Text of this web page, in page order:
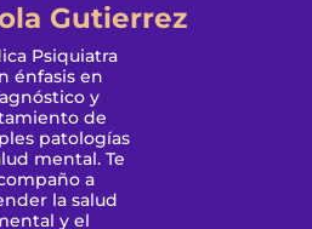
Gutierrez
Psiquiatra
énfasis en
y
de
patologías
mental. Te
a
la salud
y el